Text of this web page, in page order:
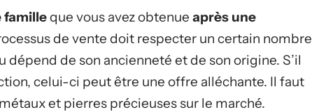
familleque vous avez obtenue après une
de vente doit respecter un certain nombre
dépend de son ancienneté et de son origine. S’il
celui-ci peut être une offre alléchante. Il faut
et pierres précieuses sur le marché.